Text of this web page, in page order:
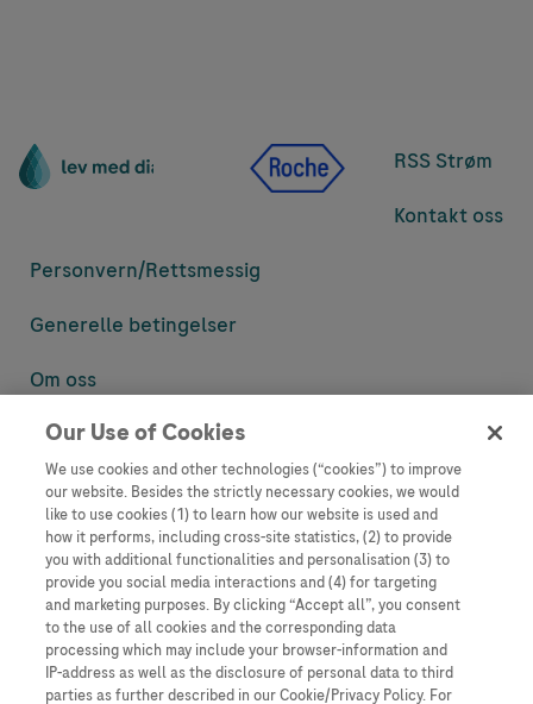
RSS Strøm
Kontakt oss
Personvern/Rettsmessig
Generelle betingelser
Om oss
Denne nettsiden inneholder informasjon som er målsatt til en stor
informasjon som ellers ikke er tilgjengelig eller gyldig i ditt land.
Vennligst vær oppmerksom på at vi ikke tar noe ansvar for tilgang til
informasjon som muligens ikke er i samsvar med noen gyldig juridisk
prosess, regulering, registrering eller bruk i bostedslandet ditt.
Roche har ikke alltid mulighet til å kvalitetssikre andres innlegg, men
vil fjerne villedende eller upassende innlegg så langt det lar seg gjøre.
Vi har ikke ansvar for innhold på eksterne nettsider som det lenkes til.
Kopiering av materiale fra dette nettstedet for bruk annet sted er ikke
tillatt uten avtale. Nettstedet selger plass til annonsører, og slikt
Our Use of Cookies
We use cookies and other technologies (“cookies”) to improve
our website. Besides the strictly necessary cookies, we would
like to use cookies (1) to learn how our website is used and
how it performs, including cross-site statistics, (2) to provide
you with additional functionalities and personalisation (3) to
provide you social media interactions and (4) for targeting
and marketing purposes. By clicking “Accept all”, you consent
to the use of all cookies and the corresponding data
processing which may include your browser-information and
IP-address as well as the disclosure of personal data to third
parties as further described in our Cookie/Privacy Policy. For